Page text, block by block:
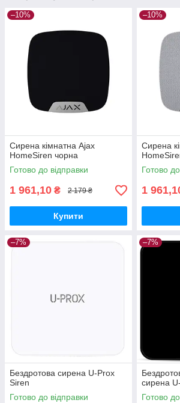
–10%
Сирена кімнатна Ajax
HomeSiren чорна
Готово до відправки
1 961,10 ₴ 2 179 ₴
Купити
–10%
Сирена
Готово
1
–7%
Бездротова сирена U-Prox
Siren
Готово до відправки
–7%
сирена
Готово